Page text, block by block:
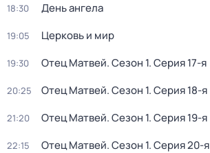
18:30 День ангела
19:05 Церковь и мир
19:30 Отец Матвей. Сезон 1. Серия 17-я
20:25 Отец Матвей. Сезон 1. Серия 18-я
21:20 Отец Матвей. Сезон 1. Серия 19-я
22:15 Отец Матвей. Сезон 1. Серия 20-я